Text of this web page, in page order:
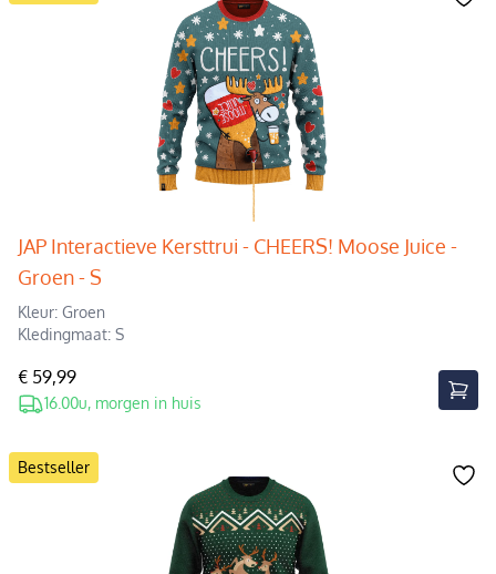
JAP Interactieve Kersttrui - CHEERS! Moose Juice -
Groen - S
Kleur: Groen
Kledingmaat: S
€ 59,99
16.00u, morgen in huis
Bestseller